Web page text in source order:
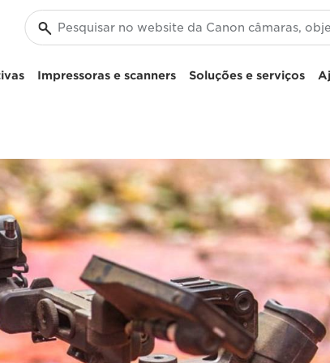
Impressoras e scanners Soluções e serviços